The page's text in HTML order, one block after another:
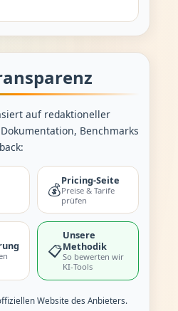
auf redaktioneller
Benchmarks
💰
Pricing-Seite
Preise & Tarife
prüfen
📋
Unsere
Methodik
So bewerten wir
KI-Tools
Website des Anbieters.